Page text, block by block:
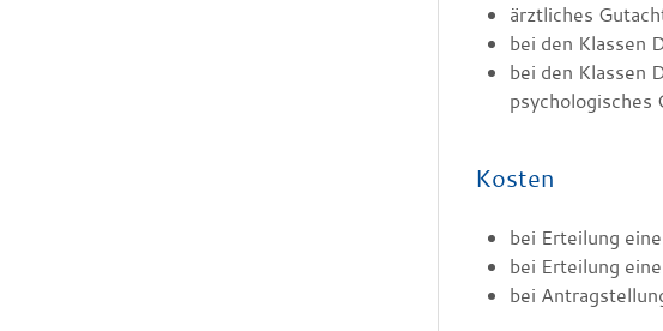
ärztliches
bei den Klassen
bei den Klassen
psychologisches
Kosten
bei Erteilung
bei Erteilung
bei